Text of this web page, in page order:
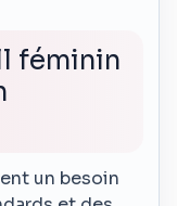
féminin
un besoin